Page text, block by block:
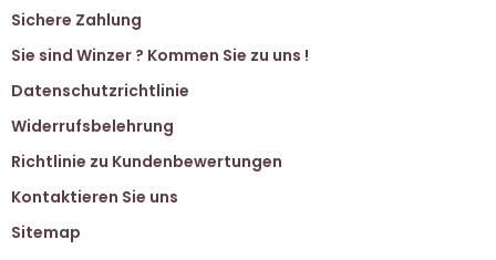
Sichere Zahlung
Sie sind Winzer ? Kommen Sie zu uns !
Datenschutzrichtlinie
Widerrufsbelehrung
Richtlinie zu Kundenbewertungen
Kontaktieren Sie uns
Sitemap